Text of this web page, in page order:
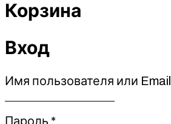
Корзина
Вход
Имя пользователя или Email
Пароль *Обязательно